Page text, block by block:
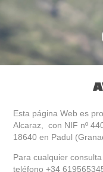
Esta página Web es
Alcaraz, con NIF nº
18640 en Padul
Para cualquier
teléfono +34